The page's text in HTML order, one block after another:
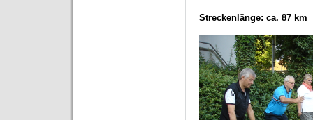
Streckenlänge: ca. 87 km